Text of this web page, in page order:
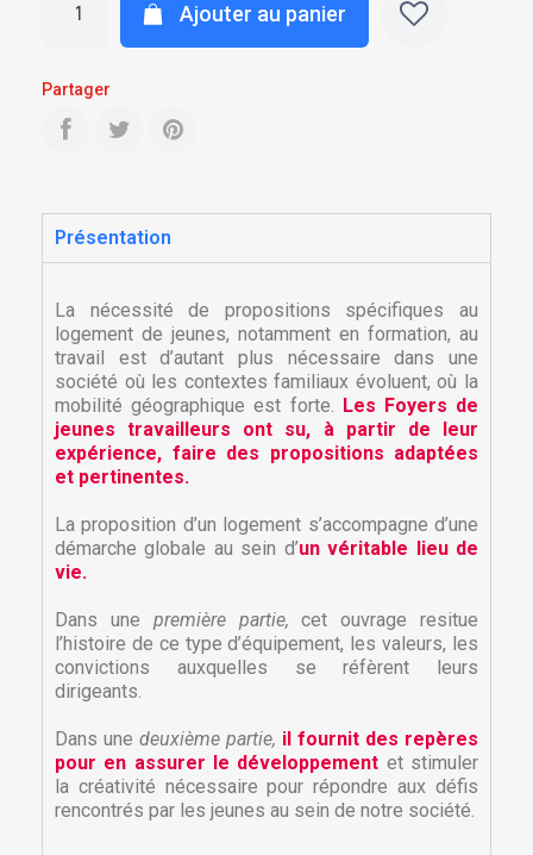
Ajouter au panier
Partager
Présentation
La nécessité de propositions spécifiques au
logement de jeunes, notamment en formation, au
travail est d’autant plus nécessaire dans une
société où les contextes familiaux évoluent, où la
mobilité géographique est forte. Les Foyers de
jeunes travailleurs ont su, à partir de leur
expérience, faire des propositions adaptées
et pertinentes.
La proposition d’un logement s’accompagne d’une
démarche globale au sein d’un véritable lieu de
vie.
Dans une première partie, cet ouvrage resitue
l’histoire de ce type d’équipement, les valeurs, les
convictions auxquelles se réfèrent leurs
dirigeants.
Dans une deuxième partie, il fournit des repères
pour en assurer le développement et stimuler
la créativité nécessaire pour répondre aux défis
rencontrés par les jeunes au sein de notre société.